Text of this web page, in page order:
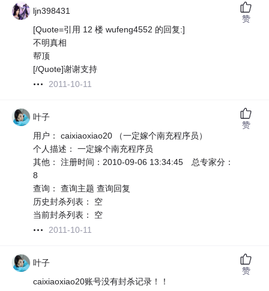
ljn398431
[Quote=引用 12 楼 wufeng4552 的回复:]
不明真相
帮顶
[/Quote]谢谢支持
2011-10-11
赞
叶子
用户： caixiaoxiao20 （一定嫁个南充程序员）
个人描述： 一定嫁个南充程序员
其他： 注册时间：2010-09-06 13:34:45 总专家分：
8
查询： 查询主题 查询回复
历史封杀列表： 空
当前封杀列表： 空
2011-10-11
赞
叶子
caixiaoxiao20账号没有封杀记录！！
赞